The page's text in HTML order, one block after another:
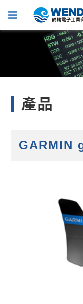
產品
GARMIN